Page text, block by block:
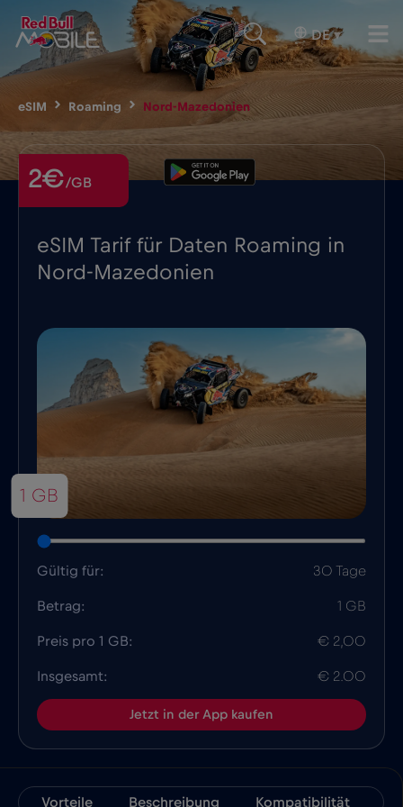
DE ▾
eSIM Roaming Nord-Mazedonien
eSIM Tarif für Daten Roaming in
Nord-Mazedonien
2€/GB
1 GB
Gültig für: 30 Tage
Betrag: 1 GB
Preis pro 1 GB: € 2,00
Insgesamt: € 2.00
Jetzt in der App kaufen
Vorteile Beschreibung Kompatibilität